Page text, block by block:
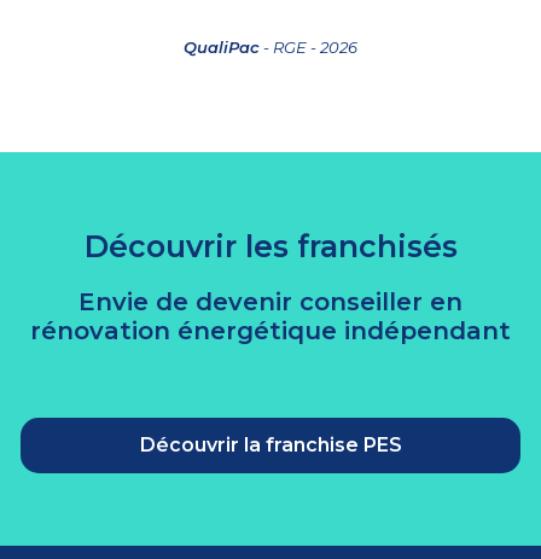
QualiPac- RGE - 2026
Découvrir les franchisés
Envie de devenir conseiller en
rénovation énergétique indépendant
Découvrir la franchise PES